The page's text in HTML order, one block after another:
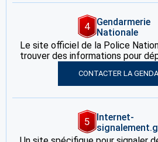
4
Gendarmerie
Nationale
Le site officiel de la Police
trouver des informations pour
CONTACTER LA
5
Internet-